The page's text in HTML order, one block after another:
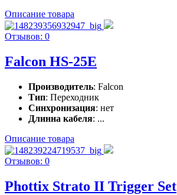
Описание товара
Отзывов: 0
Falcon HS-25E
Производитель: Falcon
Тип: Переходник
Синхронизация: нет
Длинна кабеля: ...
Описание товара
Отзывов: 0
Phottix Strato II Trigger Set